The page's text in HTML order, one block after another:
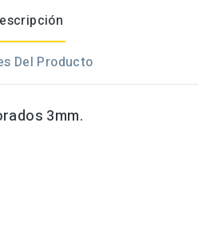
Del Producto
3mm.